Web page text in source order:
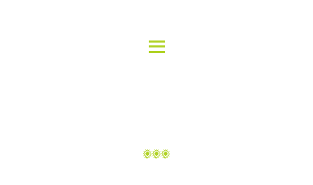
ALOHA ISLAND GRILL
ABOUT US